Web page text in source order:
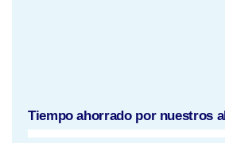
Tiempo ahorrado por nuestros